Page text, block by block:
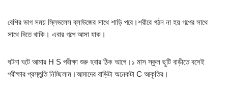
বেশির ভাগ সময় স্লিভলেস ব্লাউজের সাথে শাড়ি পরে।শরীরে গঠন না হয় গল্পের সাথে
সাথে দিতে থাকি। এবার গল্পে আসা যাক।
ঘটনা ঘটে আমার H S পরীক্ষা শুরু হবার ঠিক আগে।১ মাস স্কুল ছুটি বাড়ীতে বসেই
পরীক্ষার প্রস্তুতি নিচ্ছিলাম।আমাদের বাড়িটা অনেকটা C আকৃতির।